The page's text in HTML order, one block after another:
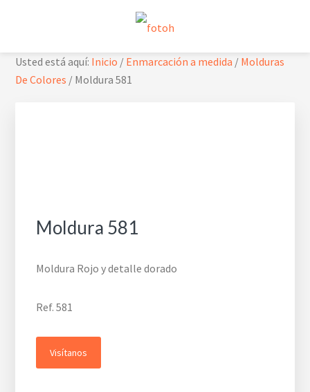
navegación
principal
principal
página
navigation
FOTOH
Estudio de fotografía
Usted está aquí: Inicio / Enmarcación a medida / Molduras
De Colores / Moldura 581
Moldura 581
Moldura Rojo y detalle dorado
Ref. 581
Visítanos